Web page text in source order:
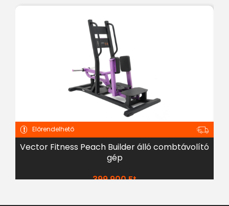
Előrendelhető
Vector Fitness Peach Builder álló combtávolító
gép
399 900Ft